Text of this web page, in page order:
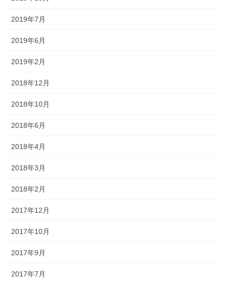
2019年7月
2019年6月
2019年2月
2018年12月
2018年10月
2018年6月
2018年4月
2018年3月
2018年2月
2017年12月
2017年10月
2017年9月
2017年7月